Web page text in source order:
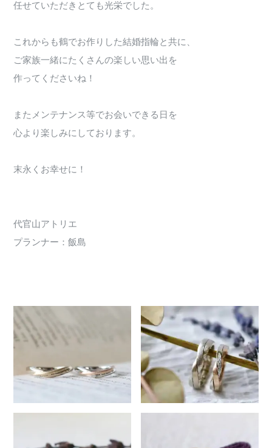
任せていただきとても光栄でした。
これからも鶴でお作りした結婚指輪と共に、
ご家族一緒にたくさんの楽しい思い出を
作ってくださいね！
またメンテナンス等でお会いできる日を
心より楽しみにしております。
末永くお幸せに！
代官山アトリエ
プランナー：飯島